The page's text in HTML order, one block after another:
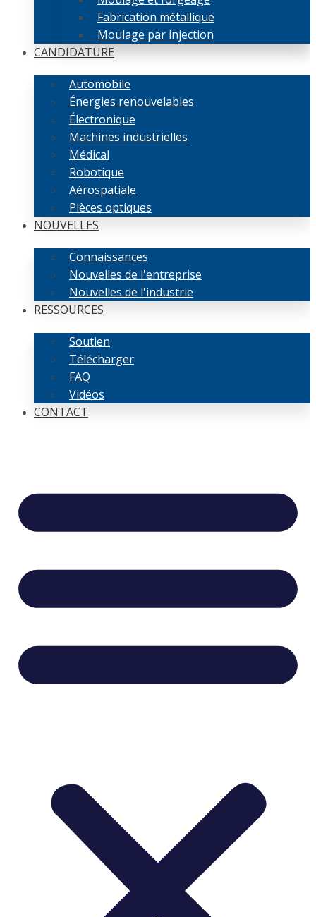
Fabrication métallique
Moulage par injection
CANDIDATURE
Automobile
Énergies renouvelables
Électronique
Machines industrielles
Médical
Robotique
Aérospatiale
Pièces optiques
NOUVELLES
Connaissances
Nouvelles de l'entreprise
Nouvelles de l'industrie
RESSOURCES
Soutien
Télécharger
FAQ
Vidéos
CONTACT